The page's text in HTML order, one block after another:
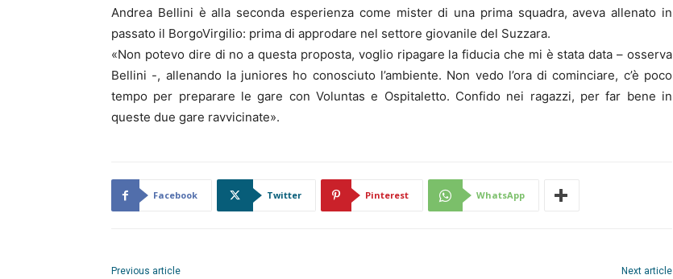
Andrea Bellini è alla seconda esperienza come mister di una prima squadra, aveva allenato in
passato il BorgoVirgilio: prima di approdare nel settore giovanile del Suzzara.
«Non potevo dire di no a questa proposta, voglio ripagare la fiducia che mi è stata data – osserva
Bellini -, allenando la juniores ho conosciuto l’ambiente. Non vedo l’ora di cominciare, c’è poco
tempo per preparare le gare con Voluntas e Ospitaletto. Confido nei ragazzi, per far bene in
queste due gare ravvicinate».
Facebook Twitter Pinterest WhatsApp
Previous article Next article